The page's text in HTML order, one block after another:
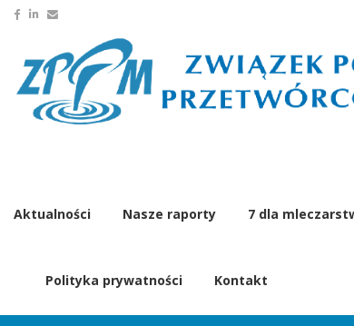
Aktualności Nasze raporty 7 dla
Polityka prywatności Kontakt